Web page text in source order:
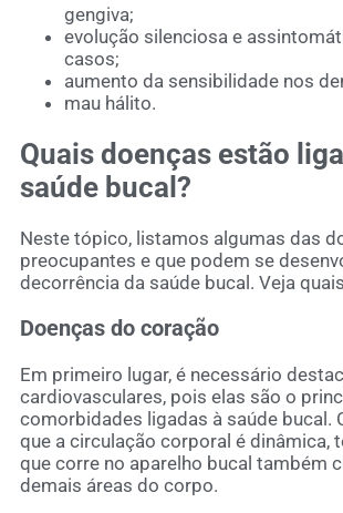
gengiva;
evolução silenciosa e
casos;
aumento da sensibilidade nos
mau hálito.
Quais doenças estão
saúde bucal?
Neste tópico, listamos algumas das
preocupantes e que podem se
decorrência da saúde bucal. Veja
Doenças do coração
Em primeiro lugar, é necessário
cardiovasculares, pois elas são o
comorbidades ligadas à saúde bucal.
que a circulação corporal é dinâmica,
que corre no aparelho bucal também
demais áreas do corpo.